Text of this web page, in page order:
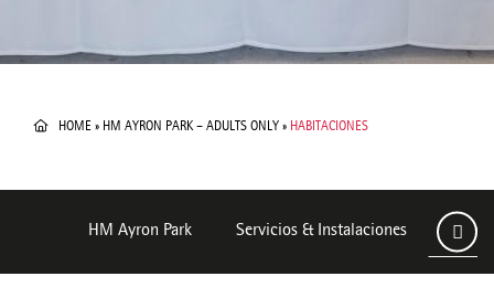
HOME » HM AYRON PARK – ADULTS ONLY » HABITACIONES
HM Ayron Park Servicios & Instalaciones